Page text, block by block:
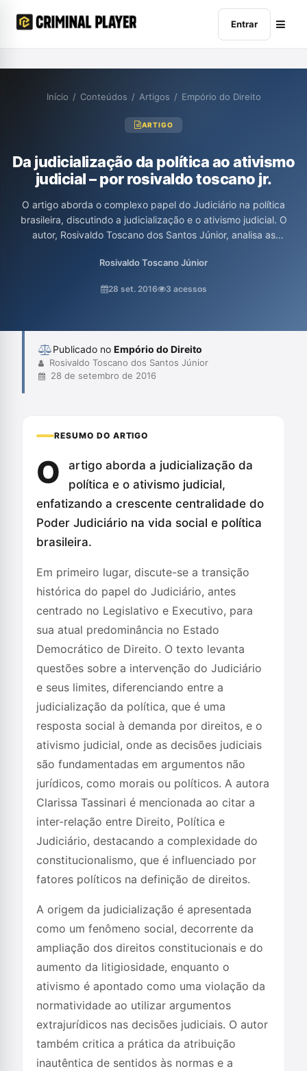
Entrar
Início / Conteúdos / Artigos / Empório do Direito
ARTIGO
Da judicialização da política ao ativismo
judicial – por rosivaldo toscano jr.
O artigo aborda o complexo papel do Judiciário na política
brasileira, discutindo a judicialização e o ativismo judicial. O
autor, Rosivaldo Toscano dos Santos Júnior, analisa as
os limites da atuação judicial frente à normatividade,
Executivo para o Judiciário no Estado Democrático de Direito.
Rosivaldo Toscano Júnior
28 set. 2016 3 acessos
Publicado no Empório do Direito
Rosivaldo Toscano dos Santos Júnior
28 de setembro de 2016
RESUMO DO ARTIGO
O
artigo aborda a judicialização da
política e o ativismo judicial,
enfatizando a crescente centralidade do
Poder Judiciário na vida social e política
brasileira.
Em primeiro lugar, discute-se a transição
histórica do papel do Judiciário, antes
centrado no Legislativo e Executivo, para
sua atual predominância no Estado
Democrático de Direito. O texto levanta
questões sobre a intervenção do Judiciário
e seus limites, diferenciando entre a
judicialização da política, que é uma
resposta social à demanda por direitos, e o
ativismo judicial, onde as decisões judiciais
são fundamentadas em argumentos não
jurídicos, como morais ou políticos. A autora
Clarissa Tassinari é mencionada ao citar a
inter-relação entre Direito, Política e
Judiciário, destacando a complexidade do
constitucionalismo, que é influenciado por
fatores políticos na definição de direitos.
A origem da judicialização é apresentada
como um fenômeno social, decorrente da
ampliação dos direitos constitucionais e do
aumento da litigiosidade, enquanto o
ativismo é apontado como uma violação da
normatividade ao utilizar argumentos
extrajurídicos nas decisões judiciais. O autor
também critica a prática da atribuição
inautêntica de sentidos às normas e a